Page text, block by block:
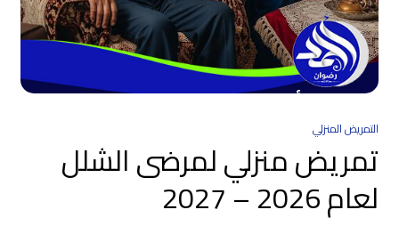
التمريض المنزلي
تمريض منزلي لمرضى الشلل
لعام 2026 – 2027